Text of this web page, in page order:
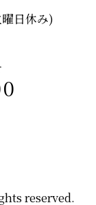
日休み)
reserved.